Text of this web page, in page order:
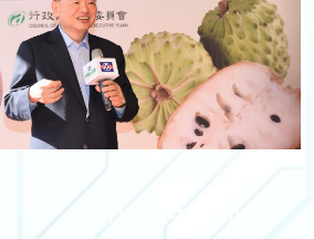
110-12-14:1,105